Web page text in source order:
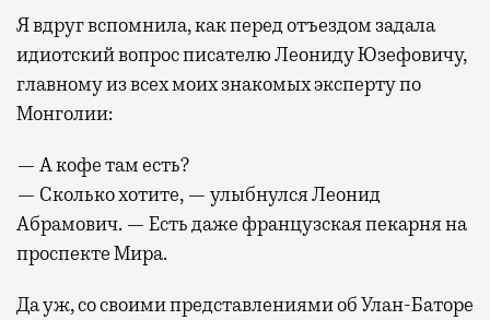
Я вдруг вспомнила, как перед отъездом задала
идиотский вопрос писателю Леониду Юзефовичу,
главному из всех моих знакомых эксперту по
Монголии:
— А кофе там есть?
— Сколько хотите, — улыбнулся Леонид
Абрамович. — Есть даже французская пекарня на
проспекте Мира.
Да уж, со своими представлениями об Улан-Баторе